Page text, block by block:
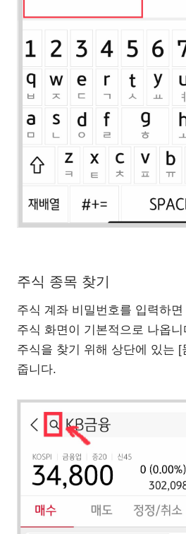
주식 종목 찾기
주식 계좌 비밀번호를 입력하
주식 화면이 기본적으로 나옵
주식을 찾기 위해 상단에 있는 [
줍니다.